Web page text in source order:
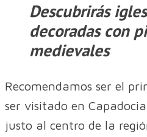
Descubrirás
decoradas con
medievales
Recomendamos ser el
ser visitado en
justo al centro de la